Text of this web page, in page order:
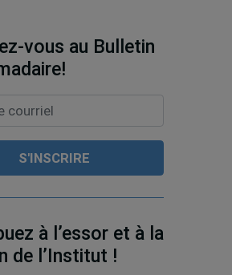
vous au Bulletin
à l’essor et à la
de l’Institut !